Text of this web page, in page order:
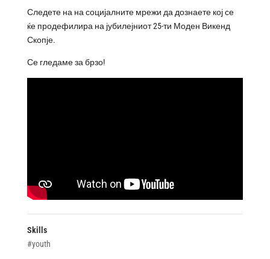
Следете на на социјалните мрежи да дознаете кој се
ќе продефилира на јубилејниот 25-ти Моден Викенд
Скопје.
Се гледаме за брзо!
Skills
#youth